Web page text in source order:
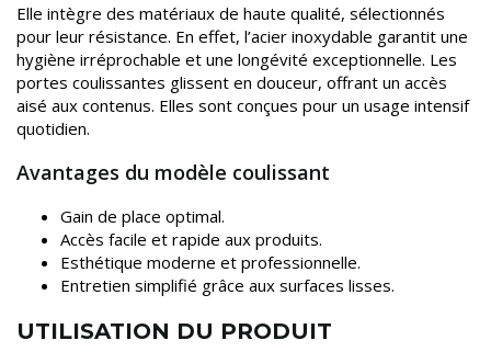
Elle intègre des matériaux de haute qualité, sélectionnés
pour leur résistance. En effet, l’acier inoxydable garantit une
hygiène irréprochable et une longévité exceptionnelle. Les
portes coulissantes glissent en douceur, offrant un accès
aisé aux contenus. Elles sont conçues pour un usage intensif
quotidien.
Avantages du modèle coulissant
Gain de place optimal.
Accès facile et rapide aux produits.
Esthétique moderne et professionnelle.
Entretien simplifié grâce aux surfaces lisses.
UTILISATION DU PRODUIT